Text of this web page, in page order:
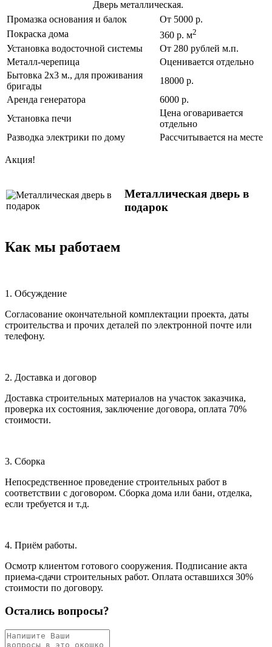
Дверь металлическая.
Промазка основания и балок
От 5000 р.
Покраска дома
360 р. м2
Установка водосточной системы
От 280 рублей м.п.
Металл-черепица
Оценивается отдельно
Бытовка 2х3 м., для проживания
бригады
18000 р.
Аренда генератора
6000 р.
Установка печи
Цена оговаривается
отдельно
Разводка электрики по дому
Рассчитывается на месте
Акция!
Металлическая дверь в
подарок
Как мы работаем
1. Обсуждение
Согласование окончательной комплектации проекта, даты
строительства и прочих деталей по электронной почте или
телефону.
2. Доставка и договор
Доставка строительных материалов на участок заказчика,
проверка их состояния, заключение договора, оплата 70%
стоимости.
3. Сборка
Непосредственное проведение строительных работ в
соответствии с договором. Сборка дома или бани, отделка,
если требуется и т.д.
4. Приём работы.
Осмотр клиентом готового сооружения. Подписание акта
приема-сдачи строительных работ. Оплата оставшихся 30%
стоимости по договору.
Остались вопросы?